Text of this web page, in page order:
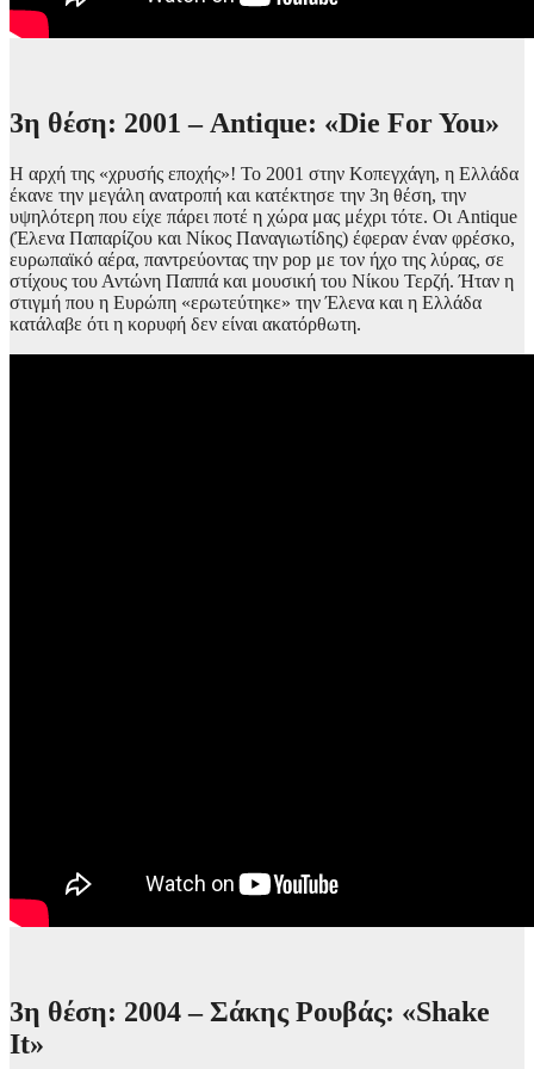
3η θέση: 2001 – Antique: «Die For You»
Η αρχή της «χρυσής εποχής»! Το 2001 στην Κοπεγχάγη, η Ελλάδα
έκανε την μεγάλη ανατροπή και κατέκτησε την 3η θέση, την
υψηλότερη που είχε πάρει ποτέ η χώρα μας μέχρι τότε. Οι Antique
(Έλενα Παπαρίζου και Νίκος Παναγιωτίδης) έφεραν έναν φρέσκο,
ευρωπαϊκό αέρα, παντρεύοντας την pop με τον ήχο της λύρας, σε
στίχους του Αντώνη Παππά και μουσική του Νίκου Τερζή. Ήταν η
στιγμή που η Ευρώπη «ερωτεύτηκε» την Έλενα και η Ελλάδα
κατάλαβε ότι η κορυφή δεν είναι ακατόρθωτη.
3η θέση: 2004 – Σάκης Ρουβάς: «Shake
It»